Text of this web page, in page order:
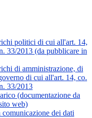
politici di cui all'art. 14,
33/2013 (da pubblicare in
di amministrazione, di
di cui all'art. 14, co.
33/2013
(documentazione da
web)
comunicazione dei dati